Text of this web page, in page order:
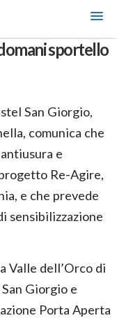
sportello
San Giorgio,
comunica che
e
Re-Agire,
e che prevede
sensibilizzazione
Valle dell’Orco di
Giorgio e
Porta Aperta